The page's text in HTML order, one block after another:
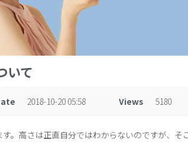
いて
2018-10-20 05:58 Views 5180
。高さは正直自分ではわからないのですが、